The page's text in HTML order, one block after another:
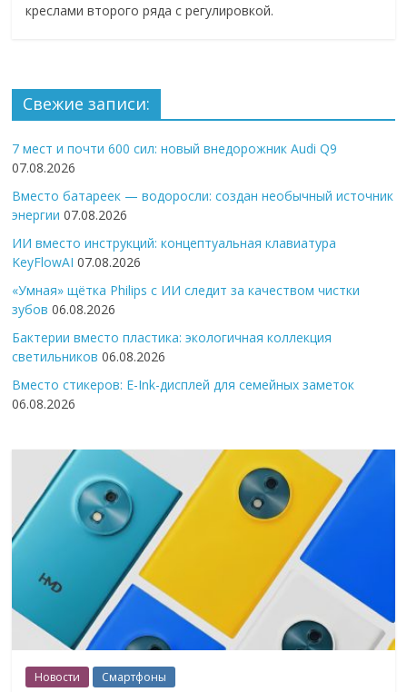
креслами второго ряда с регулировкой.
Свежие записи:
7 мест и почти 600 сил: новый внедорожник Audi Q9
07.08.2026
Вместо батареек — водоросли: создан необычный источник
энергии 07.08.2026
ИИ вместо инструкций: концептуальная клавиатура
KeyFlowAI 07.08.2026
«Умная» щётка Philips с ИИ следит за качеством чистки
зубов 06.08.2026
Бактерии вместо пластика: экологичная коллекция
светильников 06.08.2026
Вместо стикеров: E-Ink-дисплей для семейных заметок
06.08.2026
Новости Смартфоны